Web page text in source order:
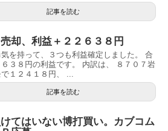
記事を読む
却、利益＋２２６３８円
を持って、３つも利益確定しました。 合
３８円の利益です。 内訳は、 ８７０７岩
１２４１８円、 ...
記事を読む
てはいない博打買い。カブコム